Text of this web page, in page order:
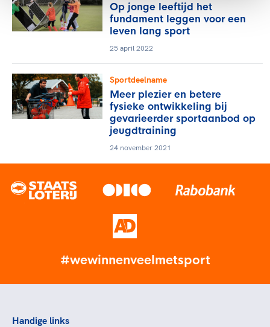
Op jonge leeftijd het
fundament leggen voor een
leven lang sport
25 april 2022
Sportdeelname
Meer plezier en betere
fysieke ontwikkeling bij
gevarieerder sportaanbod op
jeugdtraining
24 november 2021
#wewinnenveelmetsport
Handige links